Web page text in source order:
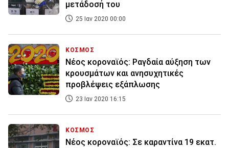
μετάδοσή του
25 Ιαν 2020 00:00
ΚΟΣΜΟΣ
Νέος κοροναϊός: Ραγδαία αύξηση των
κρουσμάτων και ανησυχητικές
προβλέψεις εξάπλωσης
23 Ιαν 2020 16:15
ΚΟΣΜΟΣ
Νέος κοροναϊός: Σε καραντίνα 19 εκατ.